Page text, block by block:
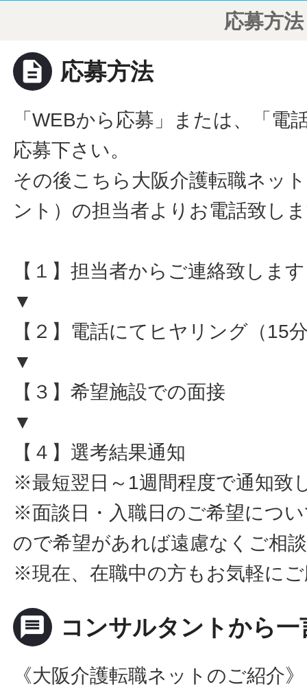
応募方法
description 応募方法
「WEBから応募」または、「電
応募下さい。
その後こちら大阪介護転職ネッ
ント）の担当者よりお電話致し
【１】担当者からご連絡致します
▼
【２】電話にてヒヤリング（15
▼
【３】希望施設での面接
▼
【４】選考結果通知
※最短翌日～1週間程度で通知致
※面談日・入職日のご希望につ
ので希望があれば遠慮なくご相
※現在、在職中の方もお気軽に
message コンサルタントから一
《大阪介護転職ネットのご紹介》